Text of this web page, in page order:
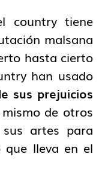
country tiene
malsana
hasta cierto
han usado
sus prejuicios
de otros
artes para
que lleva en el